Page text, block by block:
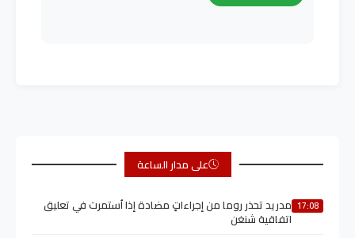
على مدار الساعة
17:08 مدريد تحذر روما من إجراءاتٍ مضادة إذا اُستمرت في تعليق
اتفاقية شنغن